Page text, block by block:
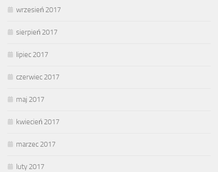
wrzesień 2017
sierpień 2017
lipiec 2017
czerwiec 2017
maj 2017
kwiecień 2017
marzec 2017
luty 2017